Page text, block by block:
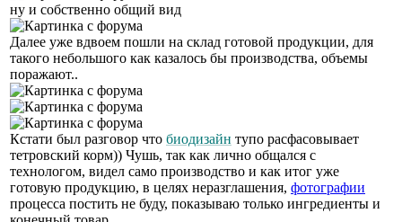
ну и собственно общий вид
Далее уже вдвоем пошли на склад готовой продукции, для
такого небольшого как казалось бы производства, объемы
поражают..
Кстати был разговор что биодизайн тупо расфасовывает
тетровский корм)) Чушь, так как лично общался с
технологом, видел само производство и как итог уже
готовую продукцию, в целях неразглашения, фотографии
процесса постить не буду, показываю только ингредиенты и